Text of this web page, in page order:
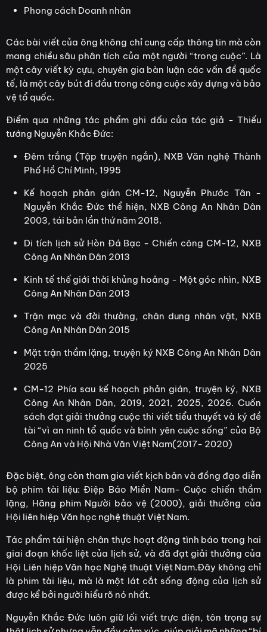
Phong cách Doanh nhân
Các bài viết của ông không chỉ cung cấp thông tin mà còn
mang chiều sâu phân tích của một người “trong cuộc”. Là
một cây viết kỳ cựu, chuyên gia bàn luận các vấn đề quốc
tế, là một cây bút đi đầu trong công cuộc xây dựng và bảo
vệ tổ quốc.
Điểm qua những tác phẩm ghi dấu của tác giả - Thiếu
tướng Nguyễn Khắc Đức:
Đêm trắng (Tập truyện ngắn), NXB Văn nghệ Thành
Phố Hồ Chí Minh, 1995
Kế hoạch phản gián CM-12, Nguyễn Phước Tân -
Nguyễn Khắc Đức thể hiện, NXB Công An Nhân Dân
2003, tái bản lần thứ năm 2018.
Di tích lịch sử Hòn Đá Bạc - Chiến công CM-12, NXB
Công An Nhân Dân 2013
Kinh tế thế giới thời khủng hoảng - Một góc nhìn, NXB
Công An Nhân Dân 2013
Trận mạc và đời thường, chân dung nhân vật, NXB
Công An Nhân Dân 2015
Mặt trận thầm lặng, truyện ký NXB Công An Nhân Dân
2025
CM-12 Phía sau kế hoạch phản gián, truyện ký, NXB
Công An Nhân Dân, 2019, 2021, 2025, 2026. Cuốn
sách đạt giải thưởng cuộc thi viết tiểu thuyết và ký đề
tài “vì an ninh tổ quốc và bình yên cuộc sống” của Bộ
Công An và Hội Nhà Văn Việt Nam(2017- 2020)
Đặc biệt, ông còn tham gia viết kịch bản và đồng đạo diễn
bộ phim tài liệu: Điệp Báo Miền Nam- Cuộc chiến thầm
lặng, Hãng phim Người bảo vệ (2000), giải thưởng của
Hội liên hiệp Văn học nghệ thuật Việt Nam.
Tác phẩm tái hiện chân thực hoạt động tình báo trong hai
giai đoạn khốc liệt của lịch sử, và đã đạt giải thưởng của
Hội Liên hiệp Văn học Nghệ thuật Việt Nam.Đây không chỉ
là phim tài liệu, mà là một lát cắt sống động của lịch sử
được kể bởi người hiểu rõ nó nhất.
Nguyễn Khắc Đức luôn giữ lối viết trực diện, tôn trọng sự